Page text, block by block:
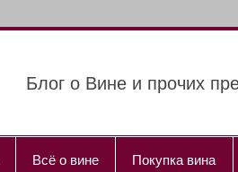
Блог о Вине и прочих
Всё о вине Покупка вина